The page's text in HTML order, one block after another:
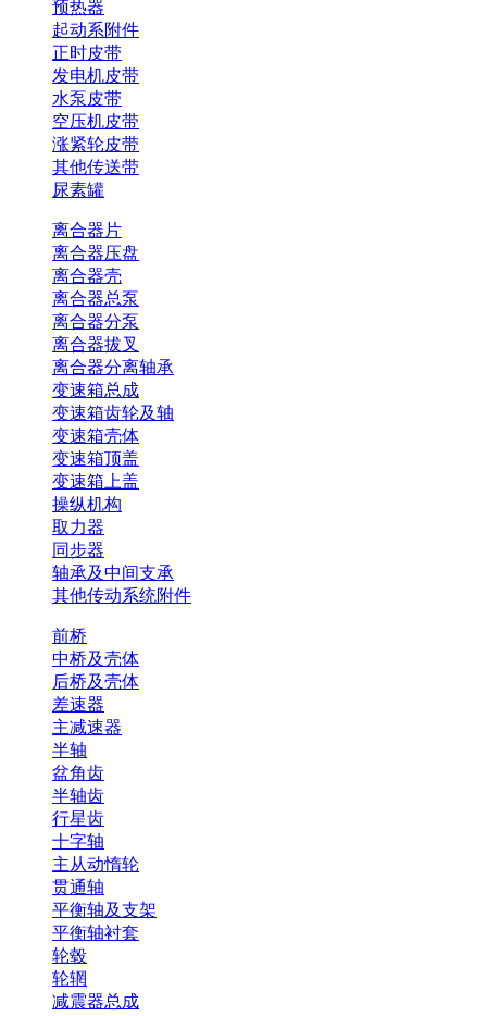
预热器
起动系附件
正时皮带
发电机皮带
水泵皮带
空压机皮带
涨紧轮皮带
其他传送带
尿素罐
离合器片
离合器压盘
离合器壳
离合器总泵
离合器分泵
离合器拔叉
离合器分离轴承
变速箱总成
变速箱齿轮及轴
变速箱壳体
变速箱顶盖
变速箱上盖
操纵机构
取力器
同步器
轴承及中间支承
其他传动系统附件
前桥
中桥及壳体
后桥及壳体
差速器
主减速器
半轴
盆角齿
半轴齿
行星齿
十字轴
主从动惰轮
贯通轴
平衡轴及支架
平衡轴衬套
轮毂
轮辋
减震器总成